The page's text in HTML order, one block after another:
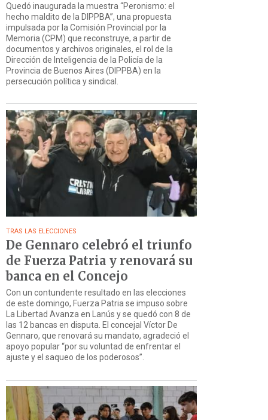
Quedó inaugurada la muestra “Peronismo: el
hecho maldito de la DIPPBA”, una propuesta
impulsada por la Comisión Provincial por la
Memoria (CPM) que reconstruye, a partir de
documentos y archivos originales, el rol de la
Dirección de Inteligencia de la Policía de la
Provincia de Buenos Aires (DIPPBA) en la
persecución política y sindical.
TRAS LAS ELECCIONES
De Gennaro celebró el triunfo
de Fuerza Patria y renovará su
banca en el Concejo
Con un contundente resultado en las elecciones
de este domingo, Fuerza Patria se impuso sobre
La Libertad Avanza en Lanús y se quedó con 8 de
las 12 bancas en disputa. El concejal Víctor De
Gennaro, que renovará su mandato, agradeció el
apoyo popular “por su voluntad de enfrentar el
ajuste y el saqueo de los poderosos”.